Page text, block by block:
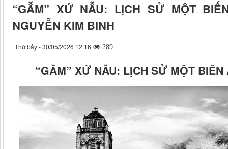
“GẪM” XỨ NẪU: LỊCH SỬ MỘT
NGUYỄN KIM BINH
Thứ bảy - 30/05/2026 12:16 289
“GẪM” XỨ NẪU: LỊCH SỬ MỘT